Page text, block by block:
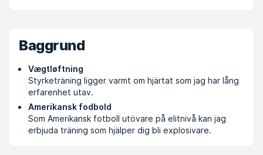
Baggrund
Vægtløftning
Styrketräning ligger varmt om hjärtat som jag har lång
erfarenhet utav.
Amerikansk fodbold
Som Amerikansk fotboll utövare på elitnivå kan jag
erbjuda träning som hjälper dig bli explosivare.